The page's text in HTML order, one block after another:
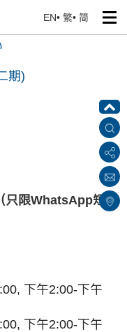
EN• 繁• 简
期)
（只限WhatsApp短
下午2:00-下午
下午2:00-下午